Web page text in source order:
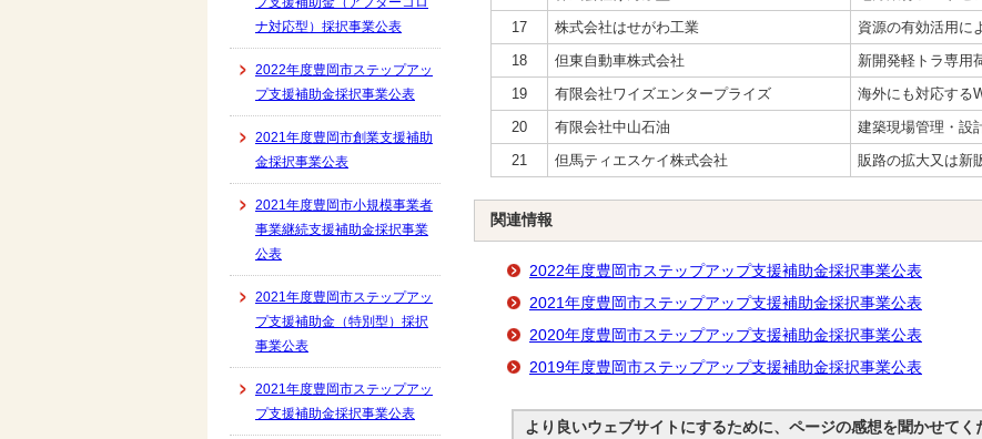
17
株式会社はせがわ工業
資源の有効活用に
18
但東自動車株式会社
新開発軽トラ専用
19
有限会社ワイズエンタープライズ
海外にも対応する
20
有限会社中山石油
建築現場管理・設
21
但馬ティエスケイ株式会社 販路の拡大又は新
関連情報
2022年度豊岡市ステップアップ支援補助金採択事業公表
2021年度豊岡市ステップアップ支援補助金採択事業公表
2020年度豊岡市ステップアップ支援補助金採択事業公表
2019年度豊岡市ステップアップ支援補助金採択事業公表
より良いウェブサイトにするために、ページの感想を聞かせてく
ナ対応型）採択事業公表
2022年度豊岡市ステップアッ
プ支援補助金採択事業公表
2021年度豊岡市創業支援補助
金採択事業公表
2021年度豊岡市小規模事業者
事業継続支援補助金採択事業
公表
2021年度豊岡市ステップアッ
プ支援補助金（特別型）採択
事業公表
2021年度豊岡市ステップアッ
プ支援補助金採択事業公表